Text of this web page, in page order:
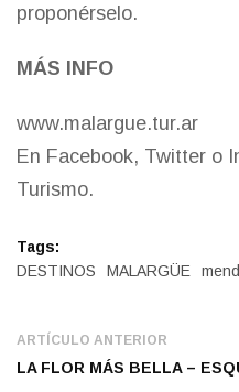
proponérselo.
MÁS INFO
www.malargue.tur.ar
En Facebook, Twitter o
Turismo.
Tags:
DESTINOS
MALARGÜE
ARTÍCULO ANTERIOR
LA FLOR MÁS BELLA –